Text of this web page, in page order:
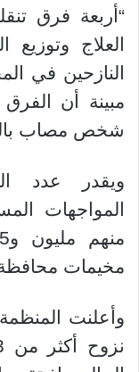
“أربعة فرق
العلاج وتوزيع
النازحين في
شخص مصاب
ويقدر عدد
المواجهات
مخيمات
وأعلنت